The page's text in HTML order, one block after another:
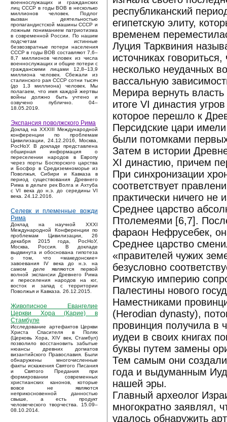
военнослужащих и гражданских
лиц СССР в годы ВОВ в несколько
миллионов человек. Подлог
вызван деятельностью
пропагандистской машины СССР и
ложным пониманием патриотизма
в современной России. По нашим
подсчетам истинные
безвозвратные потери населения
СССР в годы ВОВ составляют 7,6–
8,7 миллионов человек из числа
военнослужащих и общие потери с
гражданскими лицами 12,8–13,9
миллиона человек. Сбежали из
сталинского рая СССР сотни тысяч
(до 1,3 миллиона) человек. Мы
полагаем, что имя каждой жертвы
войны должно быть учтено и
озвучено публично. 04–
18.05.2019.
Экспансия поволжского Рима
Доклад на XXXIII Международной
конференции по проблемам
Цивилизации, 24.12.2016, Москва,
РосНоУ. В докладе представлена
обширная информация о
переселении народов в Европу
через порты Боспорского царства
и Босфор в Средиземноморье из
Поволжья, Сибири и Кавказа в
период существования Древнего
Рима в дельте рек Волга и Ахтуба
с VI века до н.э. до середины VI
века. 24.12.2016.
Селевк и племенные вожди
Рима
Доклад на научной XXXI
Международной Конференции по
проблемам Цивилизации, 26
декабря 2015 года, РосНоУ,
Москва, Россия. В докладе
выдвинута и обоснована гипотеза
о том, что «македонские»
завоевания IV века до н.э. на
самом деле являются первой
волной экспансии Древнего Рима
и переселения народов на юг,
восток и запад с территории
Поволжья и Кавказа. 26.12.2015.
Живописное Евангелие
Церкви Хора (Карие) в
Стамбуле
Исследование артефактов Церкви
Христа Спасителя в Полях
(Церковь Хора, XIV век, Стамбул)
позволило восстановить забытые
нюансы древних догматов
византийского Православия. Были
обнаружены многочисленные
факты искажения Святого Писания
и Святого Предания при
формировании современных
христианских канонов, которые
вовсе не являются
неприкосновенной данностью
свыше, а есть продукт
человеческого творчества. 15.09–
08.10.2014.
республиканский
египетскую элиту,
временем
Луция Тарквиния
источниках
несколько неудачных
вассальную
Мерира вернуть
итоге VI династия
которое перешло к
Персидские цари
были потомками
Затем в истории
XI династию, причем
При синхронизации
соответствует
практически ничего не
Среднее царство
Птолемеями [6,7].
фараон Нефрусебек,
Среднее царство
«правителей чужих
безусловно
Римскую империю
Палестины нового
Наместниками
(Herodian dynasty),
провинция получила в
иудеи в своих книгах
буквы путем замены
Тем самым они
года и выдуманным
нашей эры.
Главный археолог
многократно заявлял,
удалось обнаружить